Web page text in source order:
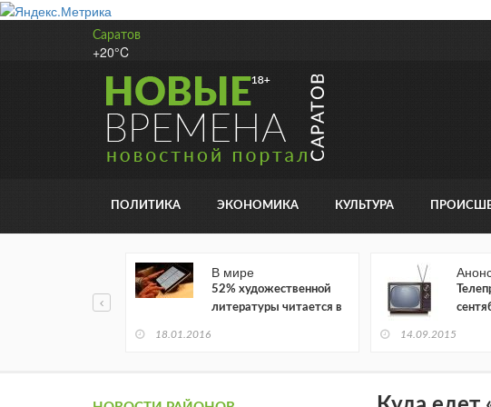
Саратов
+20°C
ПОЛИТИКА ЭКОНОМИКА КУЛЬТУРА
В мире
52% художественной
литературы читается в
18.01.2016 14.09.2015